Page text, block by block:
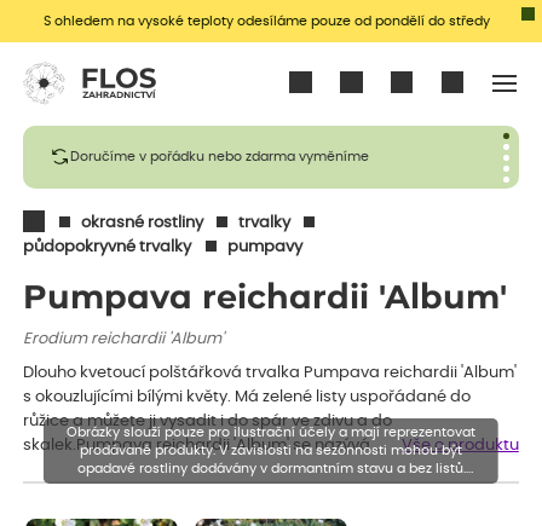
S ohledem na vysoké teploty odesíláme pouze od pondělí do středy
Doručíme v pořádku nebo zdarma vyměníme
okrasné rostliny
trvalky
půdopokryvné trvalky
pumpavy
Pumpava reichardii 'Album'
Erodium reichardii 'Album'
Dlouho kvetoucí polštářková trvalka Pumpava reichardii 'Album'
s okouzlujícími bílými květy. Má zelené listy uspořádané do
růžice a můžete ji vysadit i do spár ve zdivu a do
skalek.Pumpava reichardii 'Album' se nazývá…
Vše o produktu
Obrázky slouží pouze pro ilustrační účely a mají reprezentovat
prodávané produkty. V závislosti na sezónnosti mohou být
opadavé rostliny dodávány v dormantním stavu a bez listů.
Rostliny mohou být také sestřiženy níže, než je uvedená výška,